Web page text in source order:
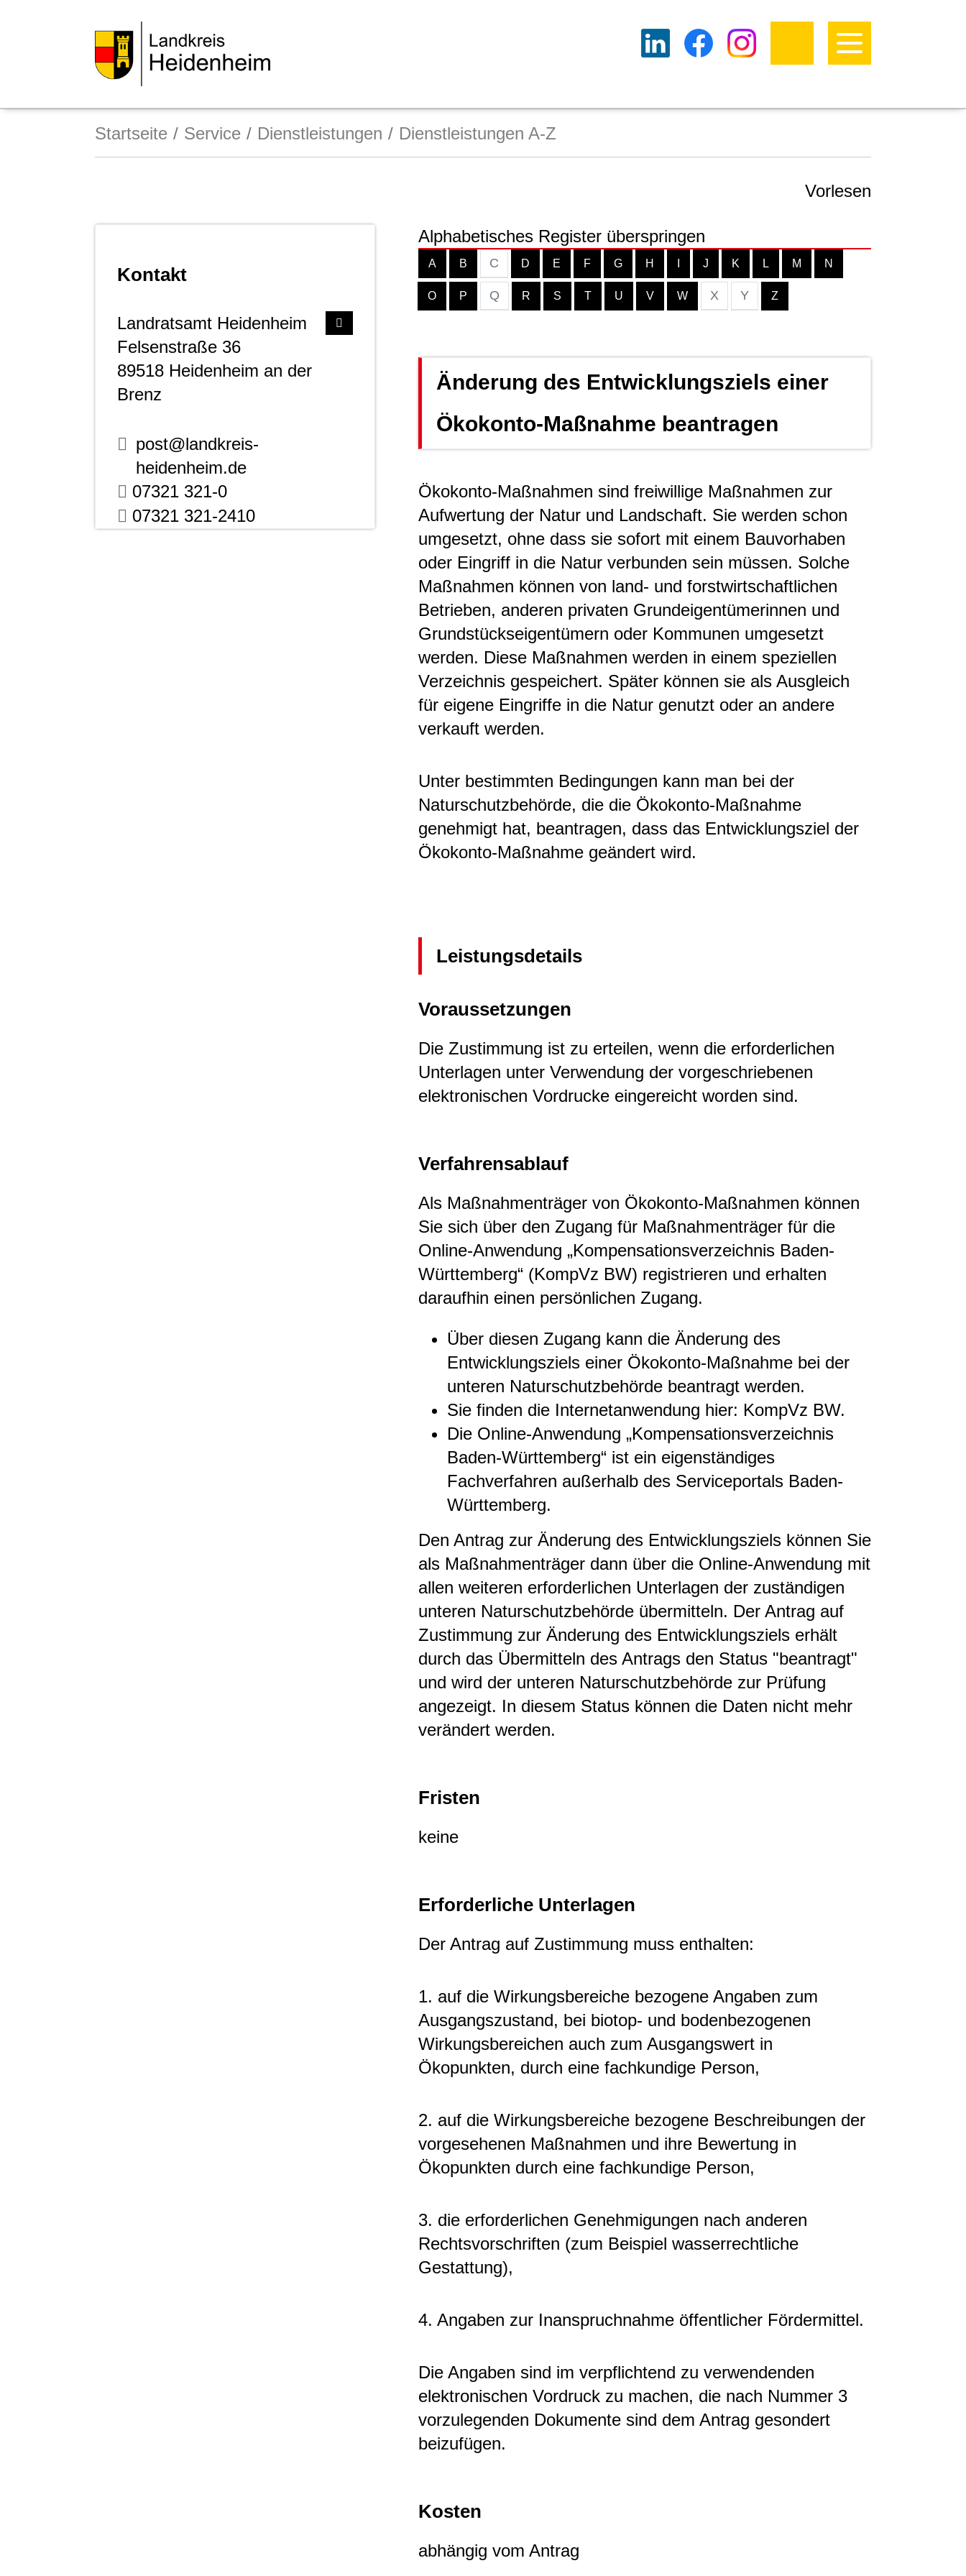
Startseite Service Dienstleistungen Dienstleistungen A-Z
Vorlesen
Kontakt
Landratsamt Heidenheim
Felsenstraße 36
89518 Heidenheim an der
Brenz
post@landkreis-
heidenheim.de
07321 321-0
07321 321-2410
Alphabetisches Register überspringen
A B C D E F G H J K L M N
O P Q R S T U V W X Y Z
Änderung des Entwicklungsziels einer
Ökokonto-Maßnahme beantragen
Ökokonto-Maßnahmen sind freiwillige Maßnahmen zur
Aufwertung der Natur und Landschaft. Sie werden schon
umgesetzt, ohne dass sie sofort mit einem Bauvorhaben
oder Eingriff in die Natur verbunden sein müssen. Solche
Maßnahmen können von land- und forstwirtschaftlichen
Betrieben, anderen privaten Grundeigentümerinnen und
Grundstückseigentümern oder Kommunen umgesetzt
werden. Diese Maßnahmen werden in einem speziellen
Verzeichnis gespeichert. Später können sie als Ausgleich
für eigene Eingriffe in die Natur genutzt oder an andere
verkauft werden.
Unter bestimmten Bedingungen kann man bei der
Naturschutzbehörde, die die Ökokonto-Maßnahme
genehmigt hat, beantragen, dass das Entwicklungsziel der
Ökokonto-Maßnahme geändert wird.
Leistungsdetails
Voraussetzungen
Die Zustimmung ist zu erteilen, wenn die erforderlichen
Unterlagen unter Verwendung der vorgeschriebenen
elektronischen Vordrucke eingereicht worden sind.
Verfahrensablauf
Als Maßnahmenträger von Ökokonto-Maßnahmen können
Sie sich über den Zugang für Maßnahmenträger für die
Online-Anwendung „Kompensationsverzeichnis Baden-
Württemberg“ (KompVz BW) registrieren und erhalten
daraufhin einen persönlichen Zugang.
Über diesen Zugang kann die Änderung des
Entwicklungsziels einer Ökokonto-Maßnahme bei der
unteren Naturschutzbehörde beantragt werden.
Sie finden die Internetanwendung hier: KompVz BW.
Die Online-Anwendung „Kompensationsverzeichnis
Baden-Württemberg“ ist ein eigenständiges
Fachverfahren außerhalb des Serviceportals Baden-
Württemberg.
Den Antrag zur Änderung des Entwicklungsziels können Sie
als Maßnahmenträger dann über die Online-Anwendung mit
allen weiteren erforderlichen Unterlagen der zuständigen
unteren Naturschutzbehörde übermitteln. Der Antrag auf
Zustimmung zur Änderung des Entwicklungsziels erhält
durch das Übermitteln des Antrags den Status "beantragt"
und wird der unteren Naturschutzbehörde zur Prüfung
angezeigt. In diesem Status können die Daten nicht mehr
verändert werden.
Fristen
keine
Erforderliche Unterlagen
Der Antrag auf Zustimmung muss enthalten:
1. auf die Wirkungsbereiche bezogene Angaben zum
Ausgangszustand, bei biotop- und bodenbezogenen
Wirkungsbereichen auch zum Ausgangswert in
Ökopunkten, durch eine fachkundige Person,
2. auf die Wirkungsbereiche bezogene Beschreibungen der
vorgesehenen Maßnahmen und ihre Bewertung in
Ökopunkten durch eine fachkundige Person,
3. die erforderlichen Genehmigungen nach anderen
Rechtsvorschriften (zum Beispiel wasserrechtliche
Gestattung),
4. Angaben zur Inanspruchnahme öffentlicher Fördermittel.
Die Angaben sind im verpflichtend zu verwendenden
elektronischen Vordruck zu machen, die nach Nummer 3
vorzulegenden Dokumente sind dem Antrag gesondert
beizufügen.
Kosten
abhängig vom Antrag